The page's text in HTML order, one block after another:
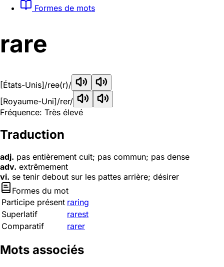
Formes de mots
rare
[États-Unis]/reə(r)/
[Royaume-Uni]/rer/
Fréquence: Très élevé
Traduction
adj. pas entièrement cuit; pas commun; pas dense
adv. extrêmement
vi. se tenir debout sur les pattes arrière; désirer
Formes du mot
Participe présent raring
Superlatif
rarest
Comparatif
rarer
Mots associés